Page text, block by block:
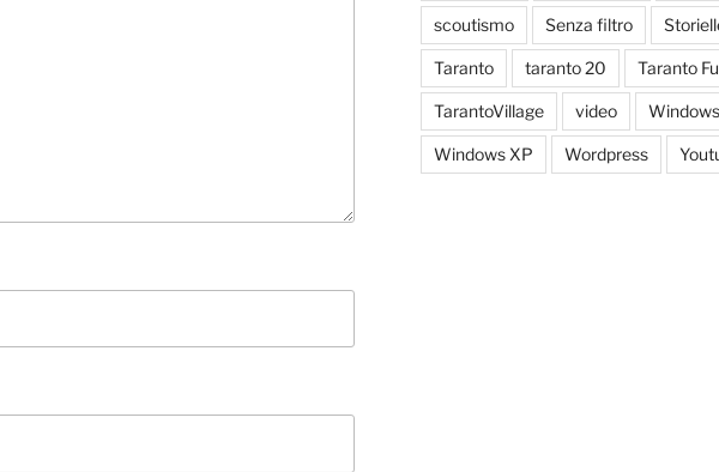
scoutismo Senza filtro
Taranto taranto 20 Taranto
TarantoVillage video Windows
Windows XP Wordpress